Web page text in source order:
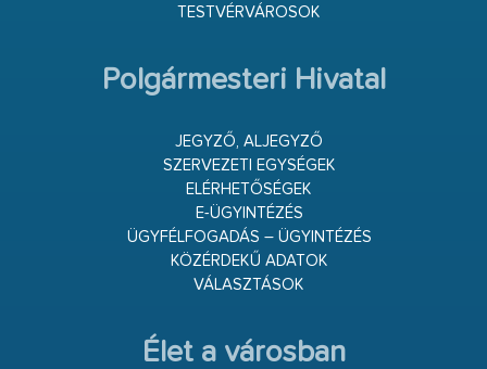
TESTVÉRVÁROSOK
Polgármesteri Hivatal
JEGYZŐ, ALJEGYZŐ
SZERVEZETI EGYSÉGEK
ELÉRHETŐSÉGEK
E-ÜGYINTÉZÉS
ÜGYFÉLFOGADÁS – ÜGYINTÉZÉS
KÖZÉRDEKŰ ADATOK
VÁLASZTÁSOK
Élet a városban